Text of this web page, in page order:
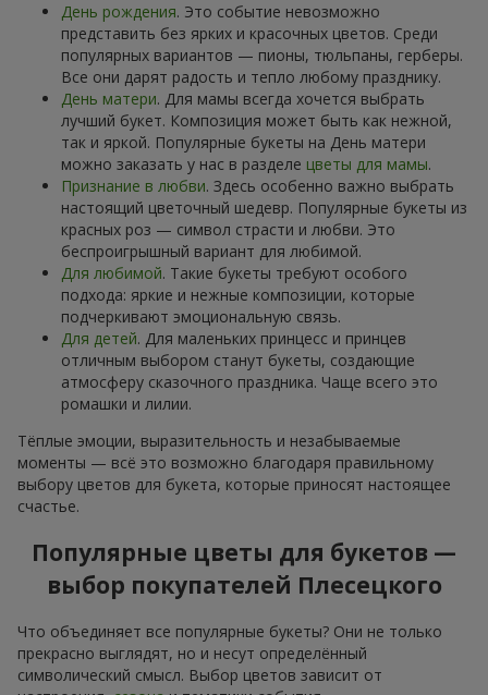
День рождения. Это событие невозможно
представить без ярких и красочных цветов. Среди
популярных вариантов — пионы, тюльпаны, герберы.
Все они дарят радость и тепло любому празднику.
День матери. Для мамы всегда хочется выбрать
лучший букет. Композиция может быть как нежной,
так и яркой. Популярные букеты на День матери
можно заказать у нас в разделе цветы для мамы.
Признание в любви. Здесь особенно важно выбрать
настоящий цветочный шедевр. Популярные букеты из
красных роз — символ страсти и любви. Это
беспроигрышный вариант для любимой.
Для любимой. Такие букеты требуют особого
подхода: яркие и нежные композиции, которые
подчеркивают эмоциональную связь.
Для детей. Для маленьких принцесс и принцев
отличным выбором станут букеты, создающие
атмосферу сказочного праздника. Чаще всего это
ромашки и лилии.
Тёплые эмоции, выразительность и незабываемые
моменты — всё это возможно благодаря правильному
выбору цветов для букета, которые приносят настоящее
счастье.
Популярные цветы для букетов —
выбор покупателей Плесецкого
Что объединяет все популярные букеты? Они не только
прекрасно выглядят, но и несут определённый
символический смысл. Выбор цветов зависит от